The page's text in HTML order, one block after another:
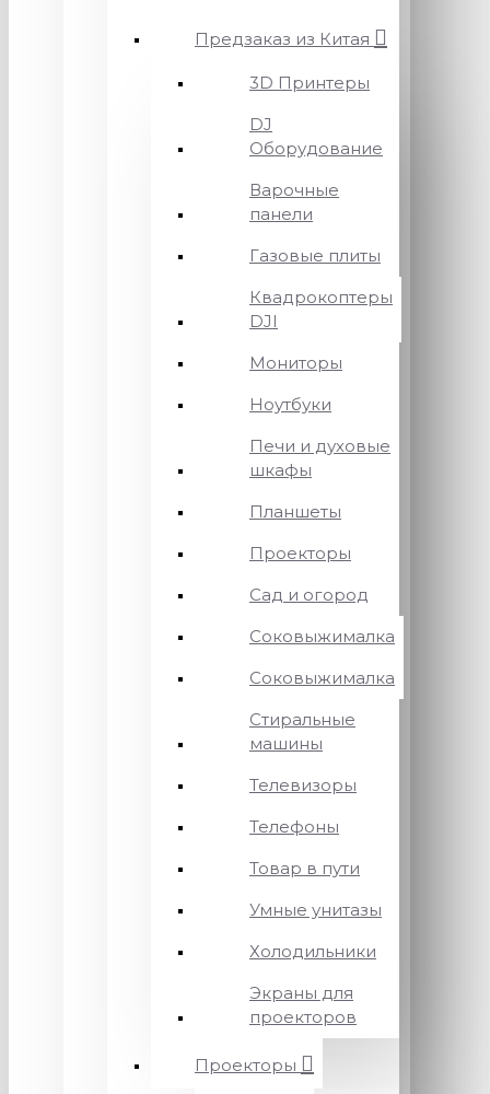
Предзаказ из Китая
3D Принтеры
DJ
Оборудование
Варочные
панели
Газовые плиты
Квадрокоптеры
DJI
Мониторы
Ноутбуки
Печи и духовые
шкафы
Планшеты
Проекторы
Сад и огород
Соковыжималка
Соковыжималка
Стиральные
машины
Телевизоры
Телефоны
Товар в пути
Умные унитазы
Холодильники
Экраны для
проекторов
Проекторы